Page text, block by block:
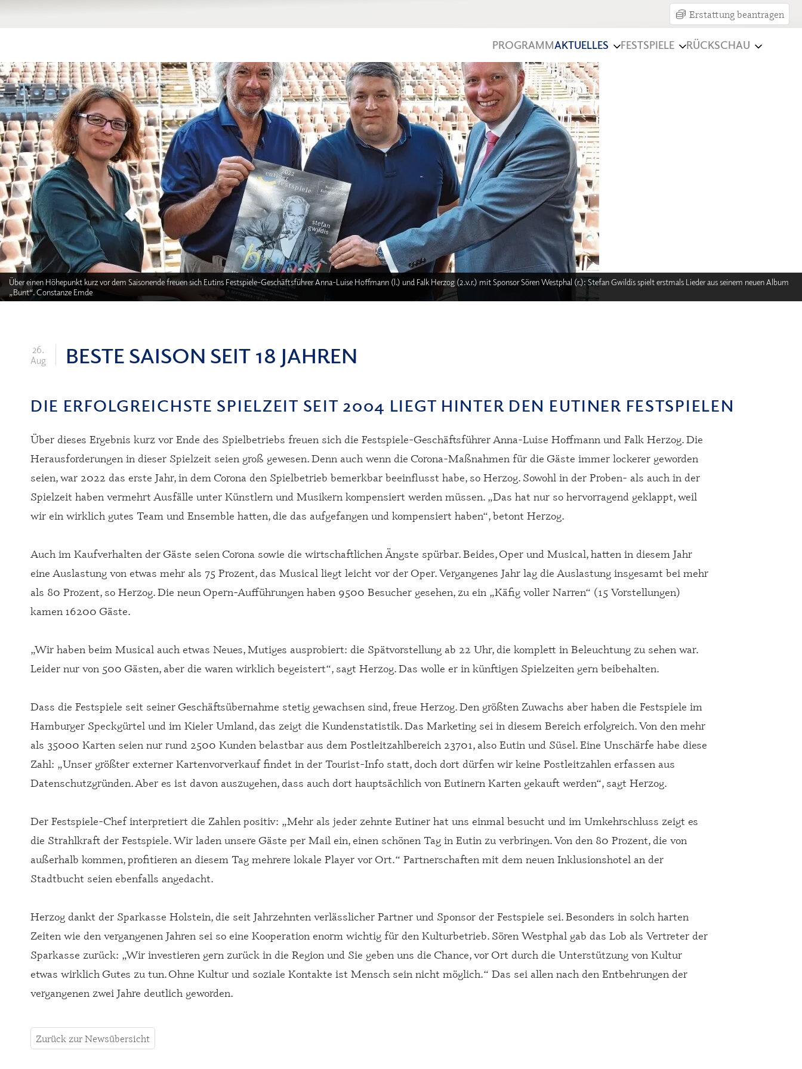
Erstattung beantragen
PROGRAMMAKTUELLES FESTSPIELE RÜCKSCHAU
Über einen Höhepunkt kurz vor dem Saisonende freuen sich Eutins Festspiele-Geschäftsführer Anna-Luise Hoffmann (l.) und Falk Herzog (2.v.r.) mit Sponsor Sören Westphal (r.): Stefan Gwildis spielt erstmals Lieder aus seinem neuen Album
„Bunt“. Constanze Emde
26.
Aug
BESTE SAISON SEIT 18 JAHREN
DIE ERFOLGREICHSTE SPIELZEIT SEIT 2004 LIEGT HINTER DEN EUTINER FESTSPIELEN
Über dieses Ergebnis kurz vor Ende des Spielbetriebs freuen sich die Festspiele-Geschäftsführer Anna-Luise Hoffmann und Falk Herzog. Die
Herausforderungen in dieser Spielzeit seien groß gewesen. Denn auch wenn die Corona-Maßnahmen für die Gäste immer lockerer geworden
seien, war 2022 das erste Jahr, in dem Corona den Spielbetrieb bemerkbar beeinflusst habe, so Herzog. Sowohl in der Proben- als auch in der
Spielzeit haben vermehrt Ausfälle unter Künstlern und Musikern kompensiert werden müssen. „Das hat nur so hervorragend geklappt, weil
wir ein wirklich gutes Team und Ensemble hatten, die das aufgefangen und kompensiert haben“, betont Herzog.
Auch im Kaufverhalten der Gäste seien Corona sowie die wirtschaftlichen Ängste spürbar. Beides, Oper und Musical, hatten in diesem Jahr
eine Auslastung von etwas mehr als 75 Prozent, das Musical liegt leicht vor der Oper. Vergangenes Jahr lag die Auslastung insgesamt bei mehr
als 80 Prozent, so Herzog. Die neun Opern-Aufführungen haben 9500 Besucher gesehen, zu ein „Käfig voller Narren“ (15 Vorstellungen)
kamen 16200 Gäste.
„Wir haben beim Musical auch etwas Neues, Mutiges ausprobiert: die Spätvorstellung ab 22 Uhr, die komplett in Beleuchtung zu sehen war.
Leider nur von 500 Gästen, aber die waren wirklich begeistert“, sagt Herzog. Das wolle er in künftigen Spielzeiten gern beibehalten.
Dass die Festspiele seit seiner Geschäftsübernahme stetig gewachsen sind, freue Herzog. Den größten Zuwachs aber haben die Festspiele im
Hamburger Speckgürtel und im Kieler Umland, das zeigt die Kundenstatistik. Das Marketing sei in diesem Bereich erfolgreich. Von den mehr
als 35000 Karten seien nur rund 2500 Kunden belastbar aus dem Postleitzahlbereich 23701, also Eutin und Süsel. Eine Unschärfe habe diese
Zahl: „Unser größter externer Kartenvorverkauf findet in der Tourist-Info statt, doch dort dürfen wir keine Postleitzahlen erfassen aus
Datenschutzgründen. Aber es ist davon auszugehen, dass auch dort hauptsächlich von Eutinern Karten gekauft werden“, sagt Herzog.
Der Festspiele-Chef interpretiert die Zahlen positiv: „Mehr als jeder zehnte Eutiner hat uns einmal besucht und im Umkehrschluss zeigt es
die Strahlkraft der Festspiele. Wir laden unsere Gäste per Mail ein, einen schönen Tag in Eutin zu verbringen. Von den 80 Prozent, die von
außerhalb kommen, profitieren an diesem Tag mehrere lokale Player vor Ort.“ Partnerschaften mit dem neuen Inklusionshotel an der
Stadtbucht seien ebenfalls angedacht.
Herzog dankt der Sparkasse Holstein, die seit Jahrzehnten verlässlicher Partner und Sponsor der Festspiele sei. Besonders in solch harten
Zeiten wie den vergangenen Jahren sei so eine Kooperation enorm wichtig für den Kulturbetrieb. Sören Westphal gab das Lob als Vertreter der
Sparkasse zurück: „Wir investieren gern zurück in die Region und Sie geben uns die Chance, vor Ort durch die Unterstützung von Kultur
etwas wirklich Gutes zu tun. Ohne Kultur und soziale Kontakte ist Mensch sein nicht möglich.“ Das sei allen nach den Entbehrungen der
vergangenen zwei Jahre deutlich geworden.
Zurück zur Newsübersicht